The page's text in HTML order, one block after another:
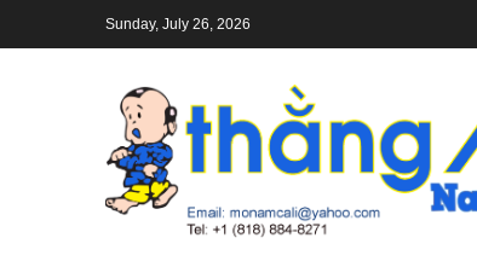
Sunday, July 26, 2026